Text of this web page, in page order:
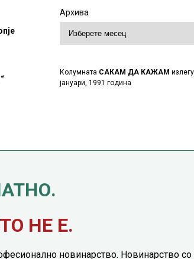
Архива
Колумната САКАМ ДА КАЖАМ
јануари, 1991 година
НЕ Е.
новинарство. Новинарство со